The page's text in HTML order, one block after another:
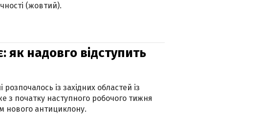
(жовтий).
як надовго відступить
із західних областей із
початку наступного робочого тижня
нового антициклону.